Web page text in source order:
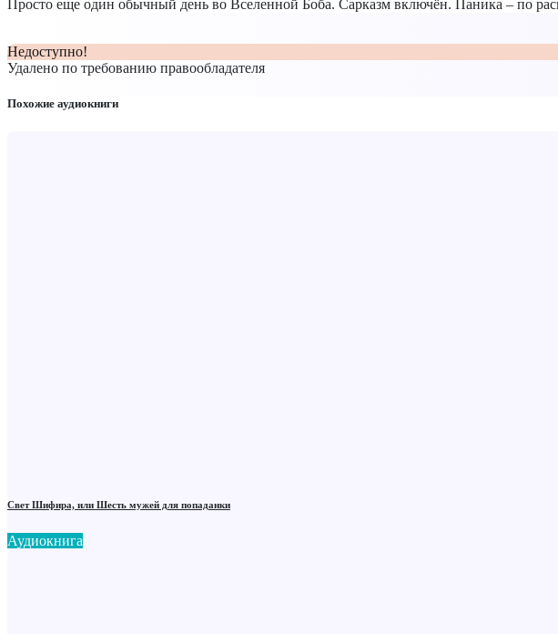
Просто еще один обычный день во Вселенной Боба. Сарказм включён. Паника – по
Недоступно!
Удалено по требованию правообладателя
Похожие аудиокниги
Свет Шифира, или Шесть мужей для попаданки
Аудиокнига